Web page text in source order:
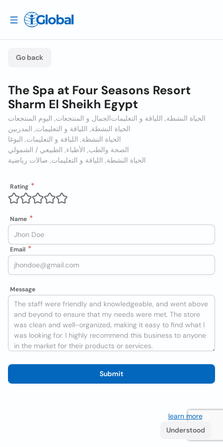
Go back
The Spa at Four Seasons Resort
Sharm El Sheikh Egypt
الجمال و المنتجعات, اليوم المنتجعاتالحياة النشطة, اللياقة و التعليمات
الحياة النشطة, اللياقة و التعليمات, المدربين
الحياة النشطة, اللياقة و التعليمات, اليوغا
الصحة والطب, الأطباء, الطبيعي / الشمولي
الحياة النشطة, اللياقة و التعليمات, صالات رياضية
Rating
Name
Email
Message
Submit
learn more. If
Understood